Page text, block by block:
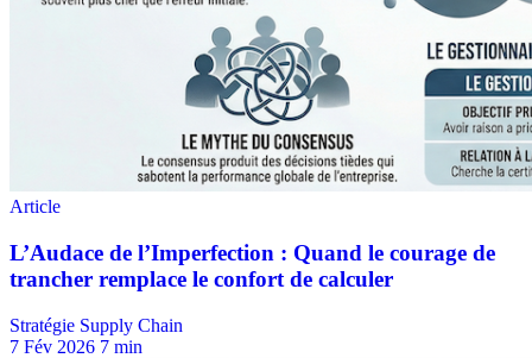
Stratégie Supply Chain
7 Fév 2026 7 min